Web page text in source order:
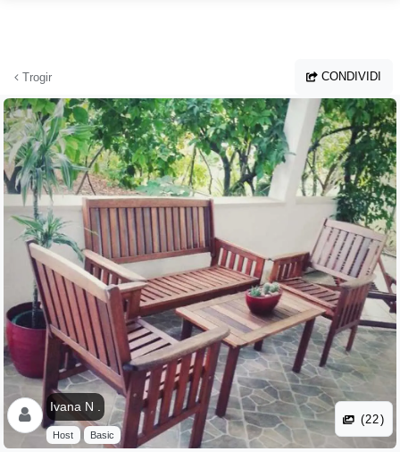
Trogir CONDIVIDI
Ivana N .
Host Basic
(22)